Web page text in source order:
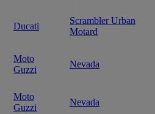
Ducati
Scrambler Urban
Motard
Moto
Guzzi
Nevada
Moto
Guzzi
Nevada